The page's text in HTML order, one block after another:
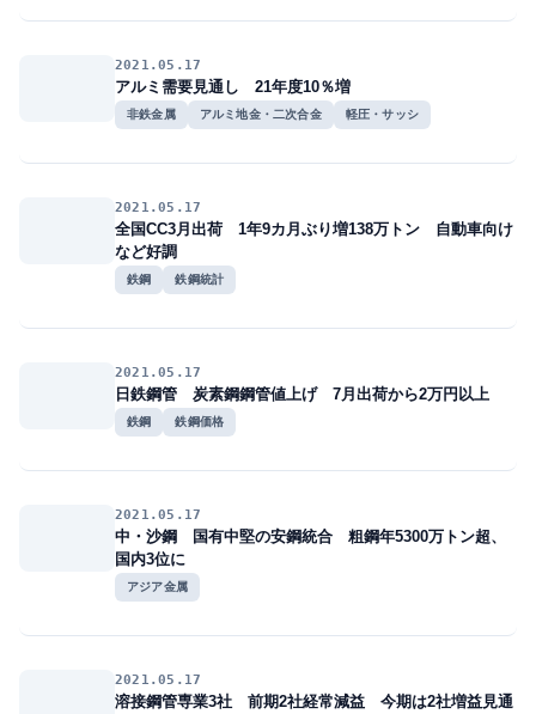
2021.05.17
アルミ需要見通し 21年度10％増
非鉄金属 アルミ地金・二次合金 軽圧・サッシ
2021.05.17
全国CC3月出荷 1年9カ月ぶり増138万トン 自動車向け
など好調
鉄鋼 鉄鋼統計
2021.05.17
日鉄鋼管 炭素鋼鋼管値上げ 7月出荷から2万円以上
鉄鋼 鉄鋼価格
2021.05.17
中・沙鋼 国有中堅の安鋼統合 粗鋼年5300万トン超、
国内3位に
アジア金属
2021.05.17
溶接鋼管専業3社 前期2社経常減益 今期は2社増益見通